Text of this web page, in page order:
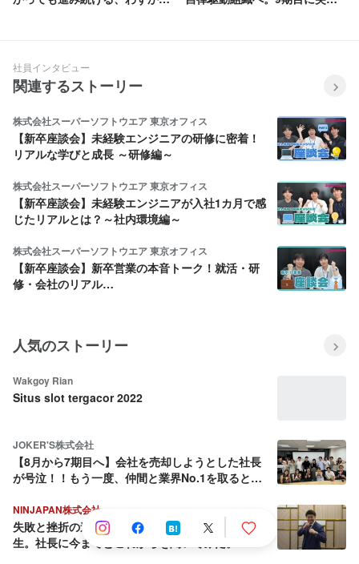
社員インタビュー
関連するストーリー
株式会社スーパーソフトウエア 東京オフィス
【新卒座談会】未経験エンジニアの研修に密着！
リアルな学びと成長 ～研修編～
株式会社スーパーソフトウエア 東京オフィス
【新卒座談会】未経験エンジニアが入社1カ月で感
じたリアルとは？～社内環境編～
株式会社スーパーソフトウエア 東京オフィス
【新卒座談会】新卒営業の本音トーク！就活・研
修・会社のリアル…
人気のストーリー
Wakgoy Rian
Situs slot tergacor 2022
JOKER'S株式会社
【8月から7期目へ】会社を売却しようとした社長
が号泣！！もう一度、仲間と業界No.1を取ると決
NINJAPAN株式会社
失敗と挫折の連続から這い上がり続ける壮絶な人
生。社長に今までとこれからを聞いてみた。